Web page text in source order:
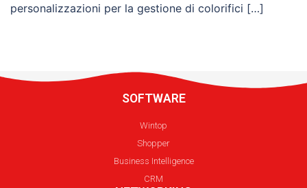
personalizzazioni per la gestione di colorifici […]
SOFTWARE
Wintop
Shopper
Business Intelligence
CRM